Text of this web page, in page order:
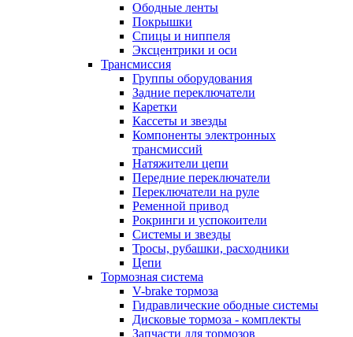
Ободные ленты
Покрышки
Спицы и ниппеля
Эксцентрики и оси
Трансмиссия
Группы оборудования
Задние переключатели
Каретки
Кассеты и звезды
Компоненты электронных
трансмиссий
Натяжители цепи
Передние переключатели
Переключатели на руле
Ременной привод
Рокринги и успокоители
Системы и звезды
Тросы, рубашки, расходники
Цепи
Тормозная система
V-brake тормоза
Гидравлические ободные системы
Дисковые тормоза - комплекты
Запчасти для тормозов